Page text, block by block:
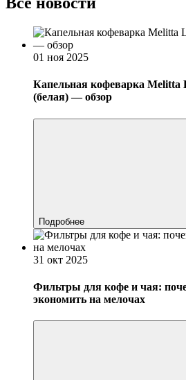
01 ноя 2025
Капельная кофеварка
(белая) — обзор
Подробнее
31 окт 2025
Фильтры для кофе и чая:
экономить на мелочах